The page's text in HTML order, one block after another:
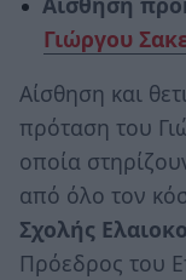
Γιώργου
Αίσθηση και
πρόταση του
οποία
από όλο τον
Σχολής
Πρόεδρος του